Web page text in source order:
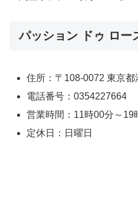
パッション ドゥ ロー
住所：〒108-0072 東京
電話番号：0354227664
営業時間：11時00分～19
定休日：日曜日